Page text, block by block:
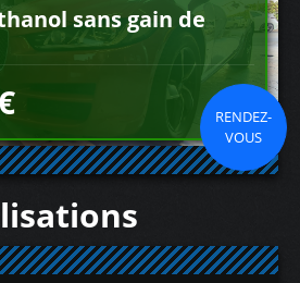
sans gain de
RENDEZ-
VOUS